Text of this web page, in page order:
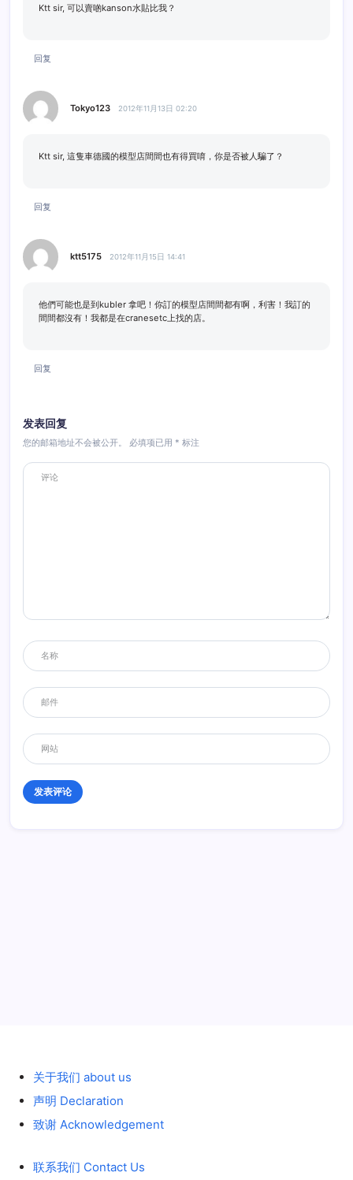
Ktt sir, 可以賣啲kanson水貼比我？
回复
Tokyo123 2012年11月13日 02:20
Ktt sir, 這隻車德國的模型店間間也有得買唷，你是否被人騙了？
回复
ktt5175 2012年11月15日 14:41
他們可能也是到kubler 拿吧！你訂的模型店間間都有啊，利害！我訂的
間間都沒有！我都是在cranesetc上找的店。
回复
发表回复
您的邮箱地址不会被公开。 必填项已用 * 标注
关于我们 about us
声明 Declaration
致谢 Acknowledgement
联系我们 Contact Us